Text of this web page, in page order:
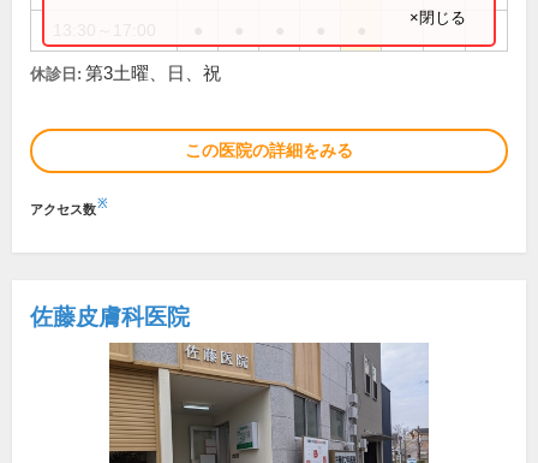
×閉じる
休診日: 第3土曜、日、祝
この医院の詳細をみる
アクセス数※
佐藤皮膚科医院